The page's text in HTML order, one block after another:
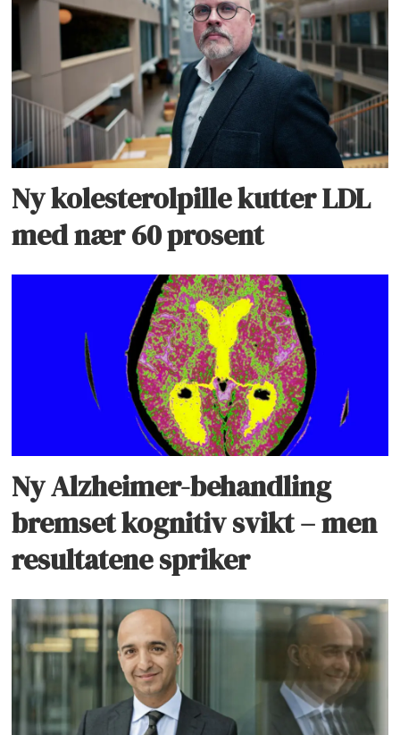
Ny kolesterolpille kutter LDL
med nær 60 prosent
Ny Alzheimer-behandling
bremset kognitiv svikt – men
resultatene spriker